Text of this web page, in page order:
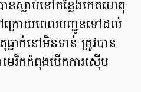
នស្លាប់នៅកន្លែងកើតហេតុ
ក្រោយពេលបញ្ជូនទៅដល់
លាក់នៅមិនទាន់ ត្រូវបាន
មេរិកកំពុងបើកការស៊ើប